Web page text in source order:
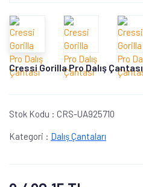
Cressi Gorilla Pro Dalış Çantası
Stok Kodu : CRS-UA925710
Kategori : Dalış Çantaları